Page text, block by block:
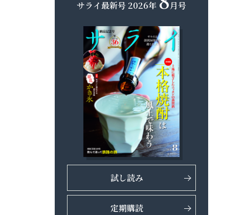
サライ最新号 2026年 月号
試し読み
定期購読